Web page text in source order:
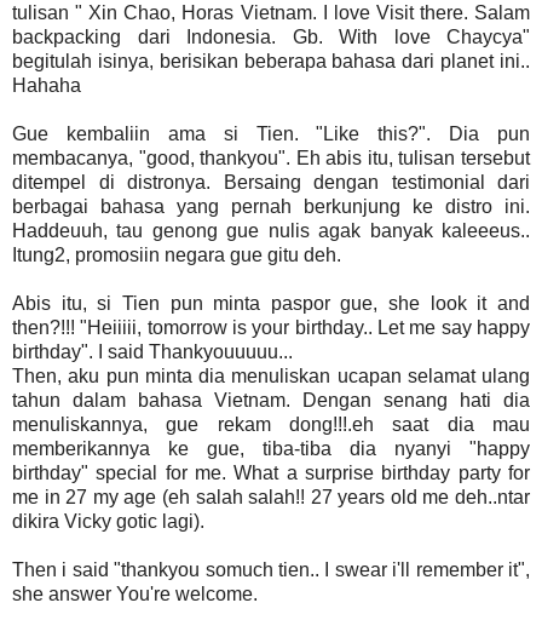
tulisan " Xin Chao, Horas Vietnam. I love Visit there. Salam
backpacking dari Indonesia. Gb. With love Chaycya"
begitulah isinya, berisikan beberapa bahasa dari planet ini..
Hahaha
Gue kembaliin ama si Tien. "Like this?". Dia pun
membacanya, "good, thankyou". Eh abis itu, tulisan tersebut
ditempel di distronya. Bersaing dengan testimonial dari
berbagai bahasa yang pernah berkunjung ke distro ini.
Haddeuuh, tau genong gue nulis agak banyak kaleeeus..
Itung2, promosiin negara gue gitu deh.
Abis itu, si Tien pun minta paspor gue, she look it and
then?!!! "Heiiiii, tomorrow is your birthday.. Let me say happy
birthday". I said Thankyouuuuu...
Then, aku pun minta dia menuliskan ucapan selamat ulang
tahun dalam bahasa Vietnam. Dengan senang hati dia
menuliskannya, gue rekam dong!!!.eh saat dia mau
memberikannya ke gue, tiba-tiba dia nyanyi "happy
birthday" special for me. What a surprise birthday party for
me in 27 my age (eh salah salah!! 27 years old me deh..ntar
dikira Vicky gotic lagi).
Then i said "thankyou somuch tien.. I swear i'll remember it",
she answer You're welcome.